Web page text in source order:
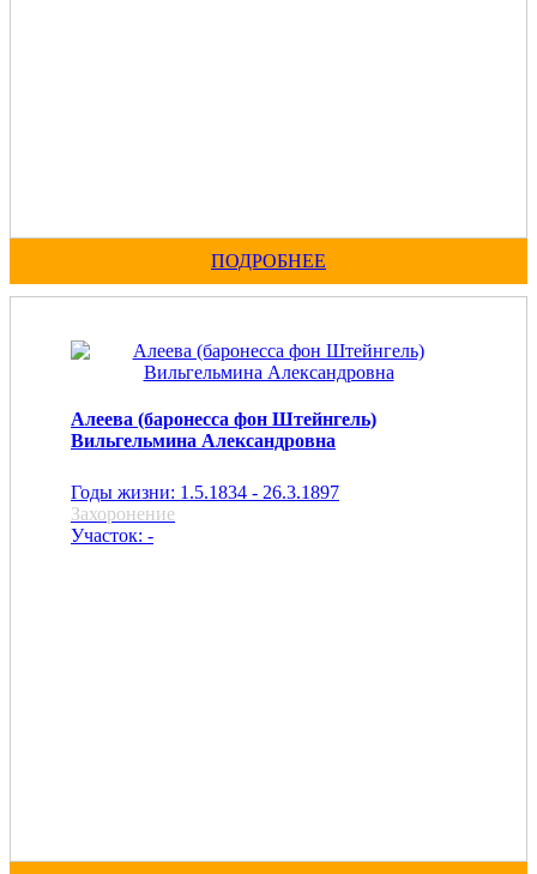
ПОДРОБНЕЕ
Алеева (баронесса фон Штейнгель)
Вильгельмина Александровна
Годы жизни: 1.5.1834 - 26.3.1897
Захоронение
Участок: -